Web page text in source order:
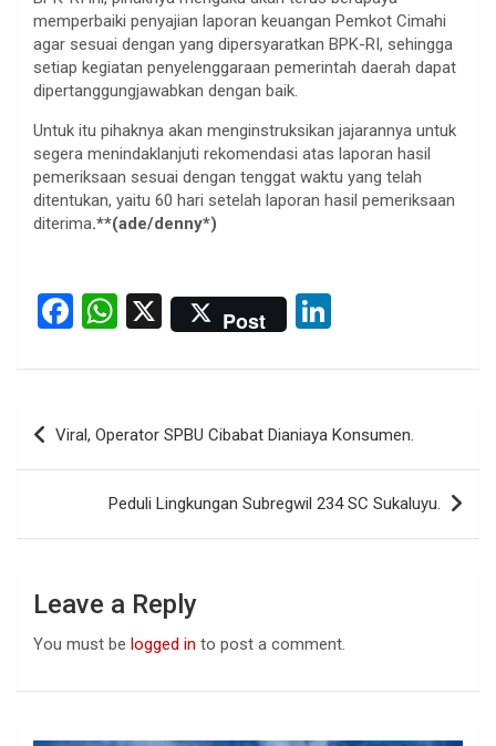
memperbaiki penyajian laporan keuangan Pemkot Cimahi
agar sesuai dengan yang dipersyaratkan BPK-RI, sehingga
setiap kegiatan penyelenggaraan pemerintah daerah dapat
dipertanggungjawabkan dengan baik.
Untuk itu pihaknya akan menginstruksikan jajarannya untuk
segera menindaklanjuti rekomendasi atas laporan hasil
pemeriksaan sesuai dengan tenggat waktu yang telah
ditentukan, yaitu 60 hari setelah laporan hasil pemeriksaan
diterima.**(ade/denny*)
F
ce
b
o
W
at
A
p
X Post
ke
dI
n
Post
navigation
Viral, Operator SPBU Cibabat Dianiaya Konsumen.
Peduli Lingkungan Subregwil 234 SC Sukaluyu.
Leave a Reply
You must be logged in to post a comment.